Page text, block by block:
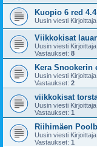
Kuopio 6 red
Uusin viesti Kirjoittaja
Viikkokisat
Uusin viesti Kirjoittaja
Vastaukset: 8
Kera
Uusin viesti Kirjoittaja
Vastaukset: 2
viikkokisat
Uusin viesti Kirjoittaja
Vastaukset: 1
Riihimäen
Uusin viesti Kirjoittaja
Vastaukset: 1